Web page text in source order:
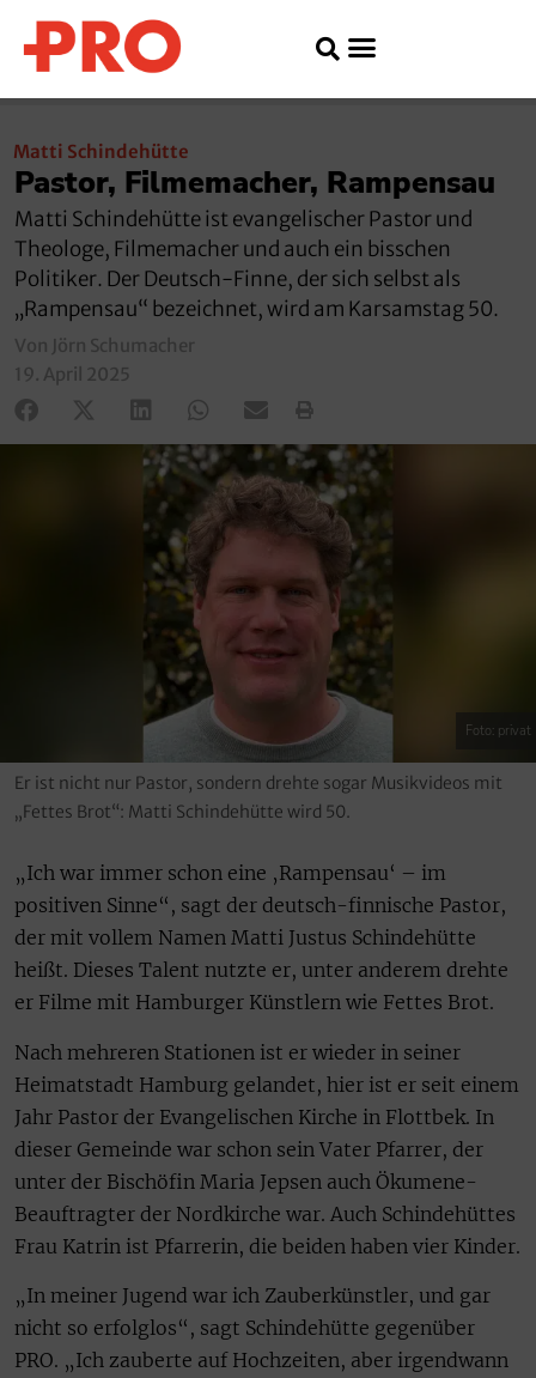
Matti Schindehütte
Pastor, Filmemacher, Rampensau
Matti Schindehütte ist evangelischer Pastor und
Theologe, Filmemacher und auch ein bisschen
Politiker. Der Deutsch-Finne, der sich selbst als
„Rampensau“ bezeichnet, wird am Karsamstag 50.
Von Jörn Schumacher
19. April 2025
Foto: privat
Er ist nicht nur Pastor, sondern drehte sogar Musikvideos mit
„Fettes Brot“: Matti Schindehütte wird 50.
„Ich war immer schon eine ‚Rampensau‘ – im
positiven Sinne“, sagt der deutsch-finnische Pastor,
der mit vollem Namen Matti Justus Schindehütte
heißt. Dieses Talent nutzte er, unter anderem drehte
er Filme mit Hamburger Künstlern wie Fettes Brot.
Nach mehreren Stationen ist er wieder in seiner
Heimatstadt Hamburg gelandet, hier ist er seit einem
Jahr Pastor der Evangelischen Kirche in Flottbek. In
dieser Gemeinde war schon sein Vater Pfarrer, der
unter der Bischöfin Maria Jepsen auch Ökumene-
Beauftragter der Nordkirche war. Auch Schindehüttes
Frau Katrin ist Pfarrerin, die beiden haben vier Kinder.
„In meiner Jugend war ich Zauberkünstler, und gar
nicht so erfolglos“, sagt Schindehütte gegenüber
PRO. „Ich zauberte auf Hochzeiten, aber irgendwann